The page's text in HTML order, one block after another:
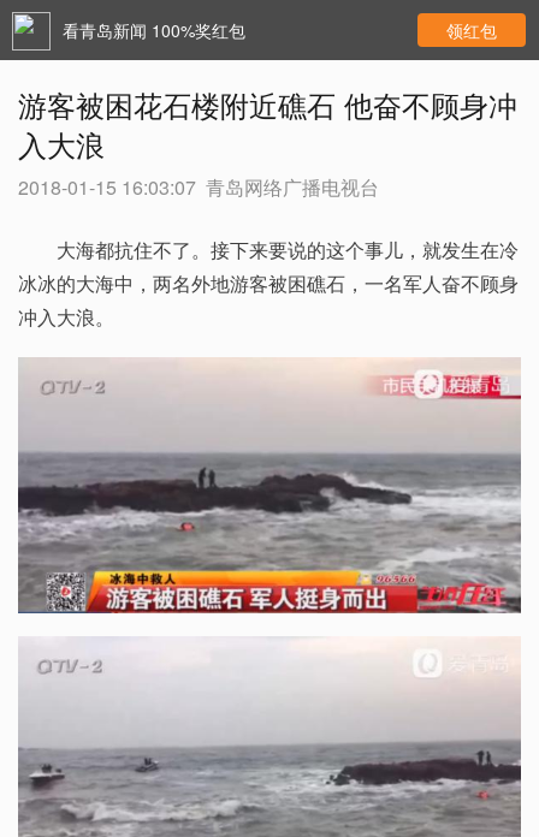
看青岛新闻 100%奖红包 领红包
游客被困花石楼附近礁石 他奋不顾身冲
入大浪
2018-01-15 16:03:07 青岛网络广播电视台
大海都抗住不了。接下来要说的这个事儿，就发生在冷
冰冰的大海中，两名外地游客被困礁石，一名军人奋不顾身
冲入大浪。